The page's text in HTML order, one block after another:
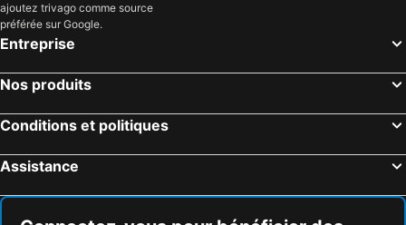
ajoutez trivago comme source
préférée sur Google.
Entreprise
Nos produits
Conditions et politiques
Assistance